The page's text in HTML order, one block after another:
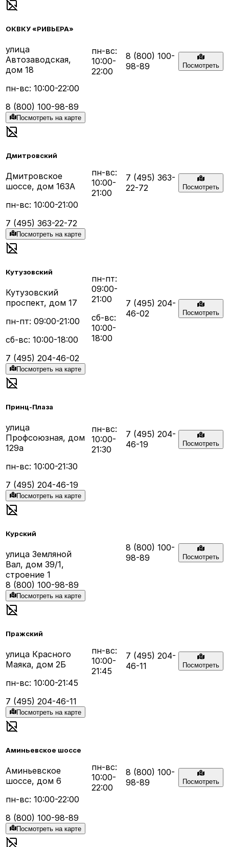
ОКВКУ «РИВЬЕРА»
улица
Автозаводская,
дом 18
пн-вс: 10:00-22:00
8 (800) 100-98-89
Посмотреть на карте
пн-вс:
10:00-
22:00
8 (800) 100-
98-89
Посмотреть
Дмитровский
Дмитровское
шоссе, дом 163А
пн-вс: 10:00-21:00
7 (495) 363-22-72
Посмотреть на карте
пн-вс:
10:00-
21:00
7 (495) 363-
22-72
Посмотреть
Кутузовский
Кутузовский
проспект, дом 17
пн-пт: 09:00-21:00
сб-вс: 10:00-18:00
7 (495) 204-46-02
Посмотреть на карте
пн-пт:
09:00-
21:00
сб-вс:
10:00-
18:00
7 (495) 204-
46-02
Посмотреть
Принц-Плаза
улица
Профсоюзная, дом
129а
пн-вс: 10:00-21:30
7 (495) 204-46-19
Посмотреть на карте
пн-вс:
10:00-
21:30
7 (495) 204-
46-19
Посмотреть
Курский
улица Земляной
Вал, дом 39/1,
строение 1
8 (800) 100-98-89
Посмотреть на карте
8 (800) 100-
98-89
Посмотреть
Пражский
улица Красного
Маяка, дом 2Б
пн-вс: 10:00-21:45
7 (495) 204-46-11
Посмотреть на карте
пн-вс:
10:00-
21:45
7 (495) 204-
46-11
Посмотреть
Аминьевское шоссе
Аминьевское
шоссе, дом 6
пн-вс: 10:00-22:00
8 (800) 100-98-89
Посмотреть на карте
пн-вс:
10:00-
22:00
8 (800) 100-
98-89
Посмотреть